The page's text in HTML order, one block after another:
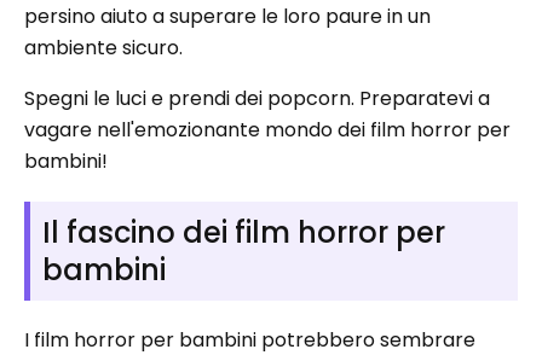
persino aiuto a superare le loro paure in un
ambiente sicuro.
Spegni le luci e prendi dei popcorn. Preparatevi a
vagare nell'emozionante mondo dei film horror per
bambini!
Il fascino dei film horror per
bambini
I film horror per bambini potrebbero sembrare